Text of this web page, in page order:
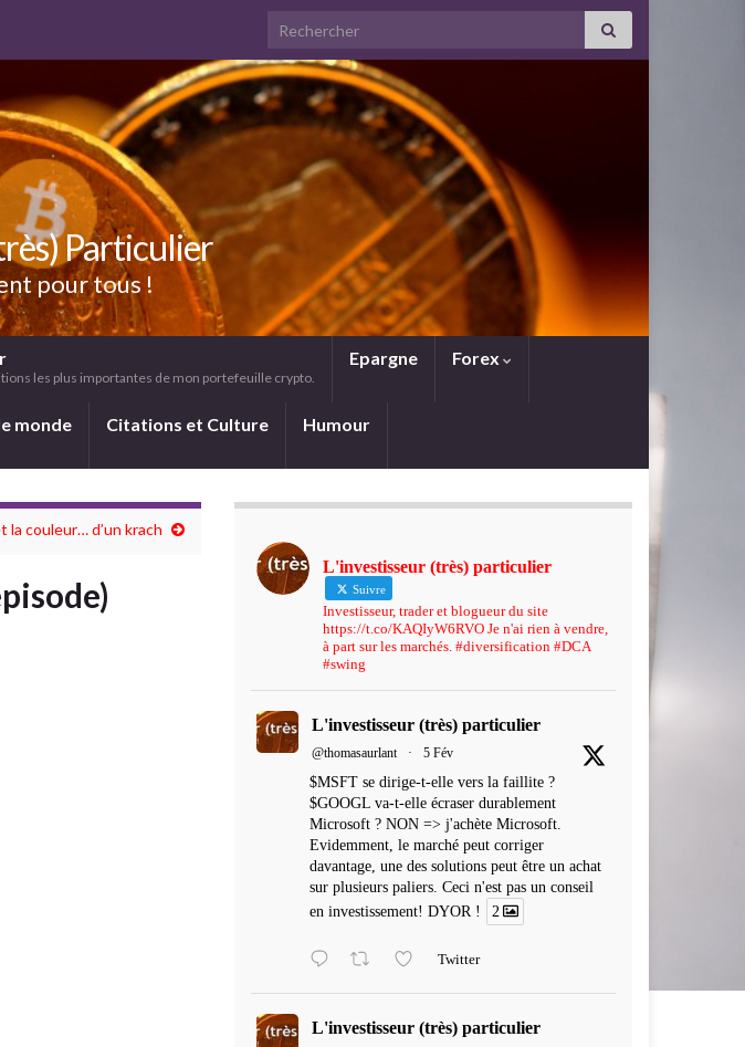
Search for:
Particulier
pour tous !
les plus importantes de mon portefeuille crypto.
Epargne Forex
monde Citations et Culture Humour
la couleur… d’un krach
L'investisseur (très) particulier
Suivre
Investisseur, trader et blogueur du site
https://t.co/KAQIyW6RVO Je n'ai rien à vendre,
à part sur les marchés. #diversification #DCA
#swing
L'investisseur (très) particulier
@thomasaurlant · 5 Fév
$MSFT se dirige-t-elle vers la faillite ?
$GOOGL va-t-elle écraser durablement
Microsoft ? NON => j'achète Microsoft.
Evidemment, le marché peut corriger
davantage, une des solutions peut être un achat
sur plusieurs paliers. Ceci n'est pas un conseil
en investissement! DYOR !
2
Twitter
L'investisseur (très) particulier